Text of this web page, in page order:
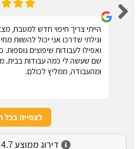
הייתי צריך חיפוי חדש למטבח,
וגילתי שדרכו אני יכול להשוות
ואפילו לעבודות שיפוצים
שם שעשה לי כמה עבודות בבית.
ומהעבודה, ממליץ לכולם.
לצפייה בכל
דירוג ממוצע 4.7 לפי 747 דירוגים